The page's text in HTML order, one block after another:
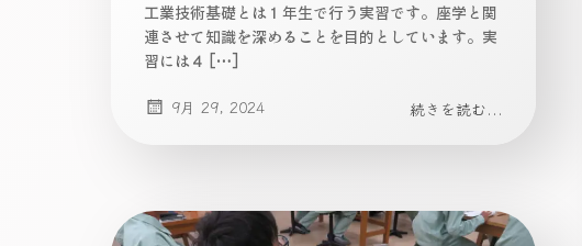
工業技術基礎とは１年生で行う実習です。座学と関
連させて知識を深めることを目的としています。実
習には４ […]
9月 29, 2024 続きを読む...